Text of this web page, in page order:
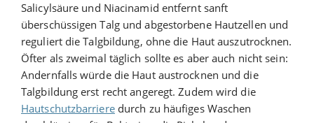
Salicylsäure und Niacinamid entfernt sanft
überschüssigen Talg und abgestorbene Hautzellen und
reguliert die Talgbildung, ohne die Haut auszutrocknen.
Öfter als zweimal täglich sollte es aber auch nicht sein:
Andernfalls würde die Haut austrocknen und die
Talgbildung erst recht angeregt. Zudem wird die
Hautschutzbarrieredurch zu häufiges Waschen